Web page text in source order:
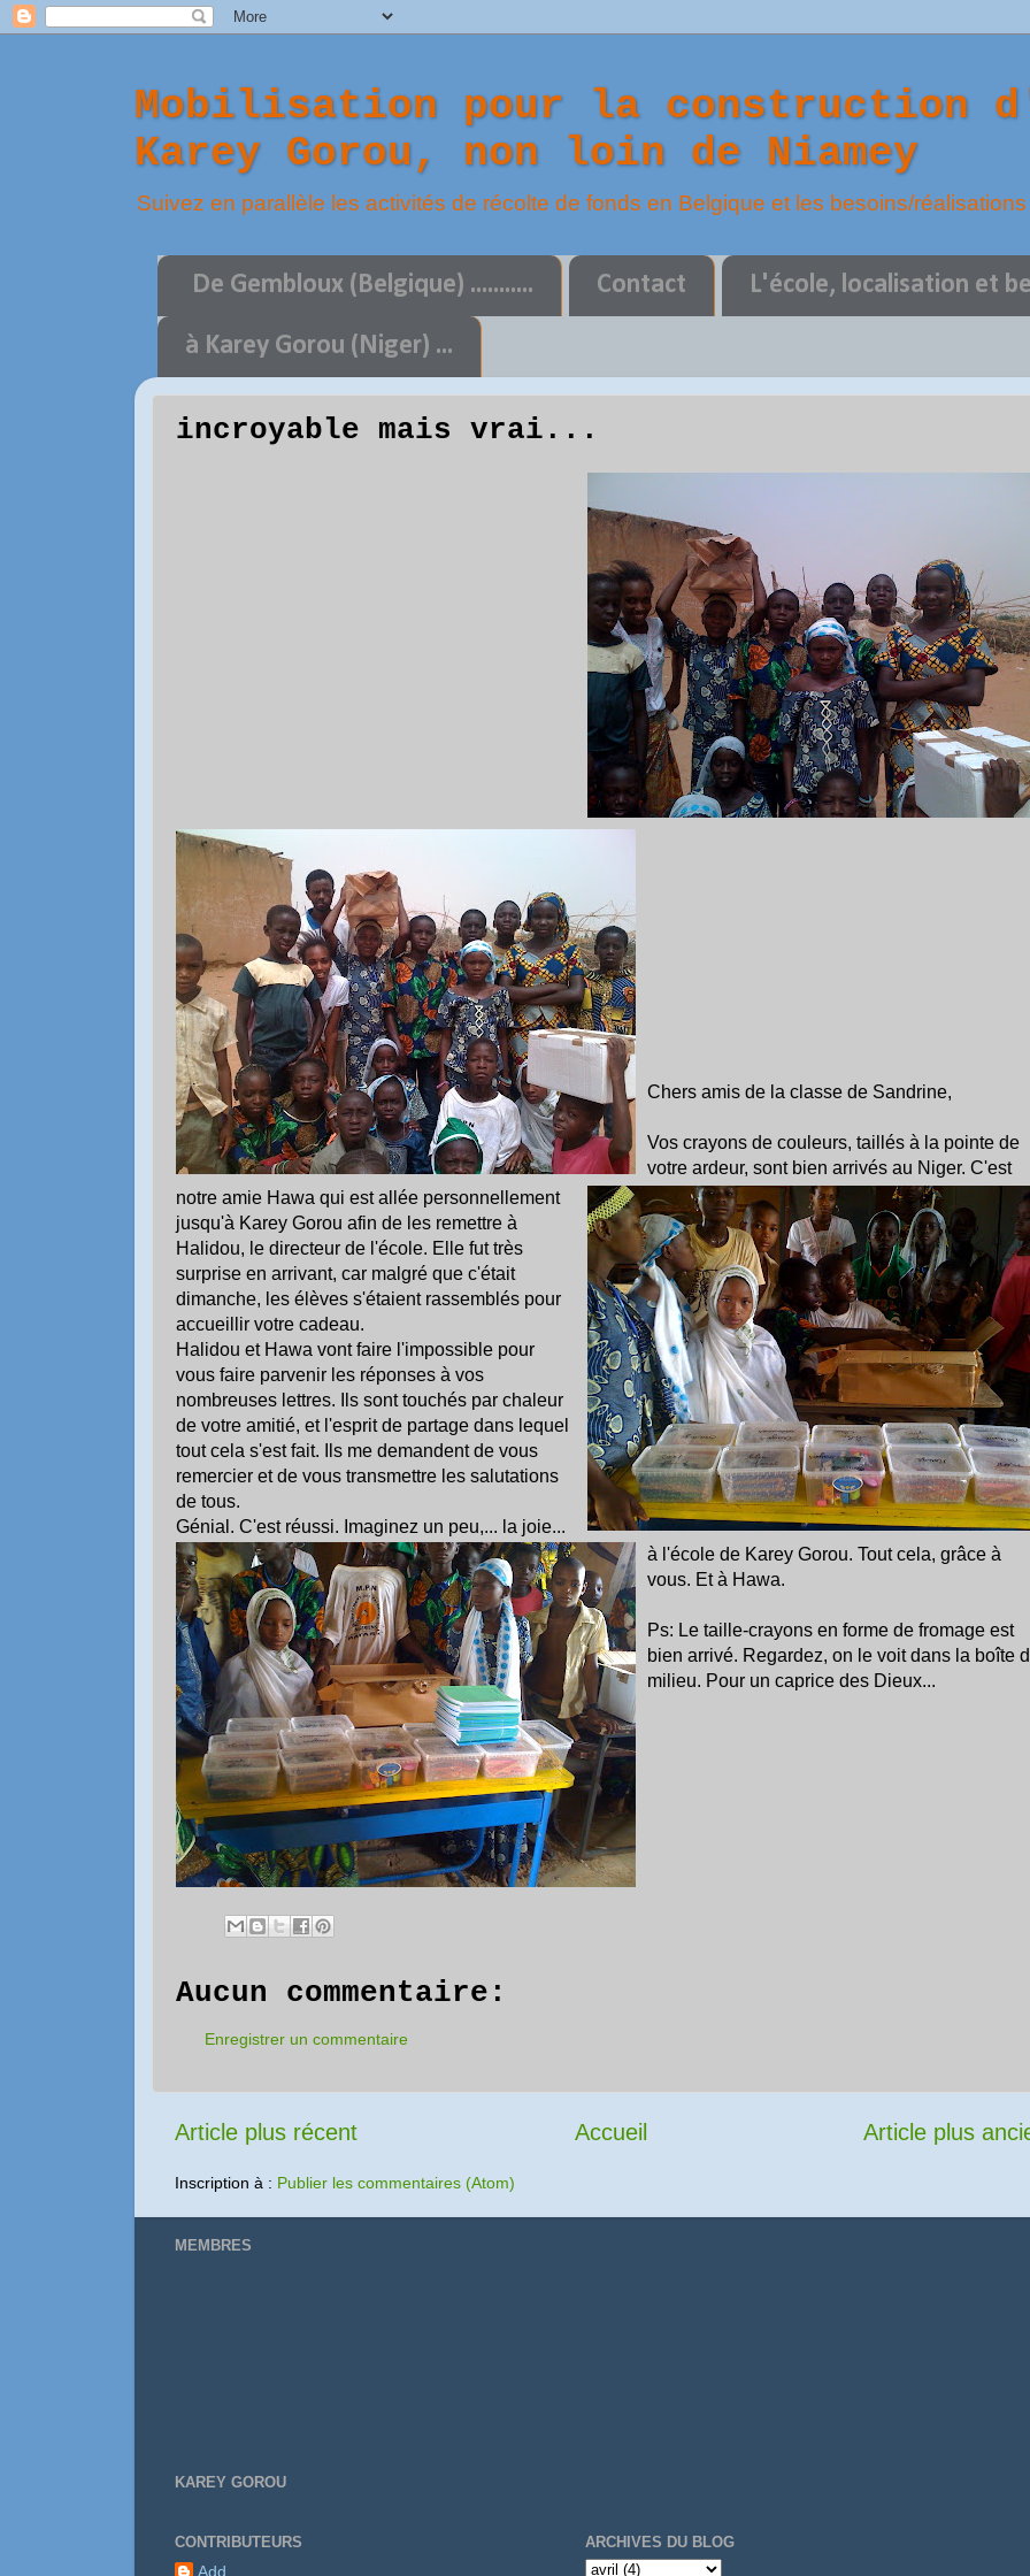
Mobilisation pour la construction
Karey Gorou, non loin de Niamey
Suivez en parallèle les activités de récolte de fonds en Belgique et les besoins/
De Gembloux (Belgique) ........... Contact L'école, localisation et
à Karey Gorou (Niger) ...
incroyable mais vrai...
Chers amis de la classe de Sandrine,
Vos crayons de couleurs, taillés à la pointe de
votre ardeur, sont bien arrivés au Niger. C'est
notre amie Hawa qui est allée personnellement
jusqu'à Karey Gorou afin de les remettre à
Halidou, le directeur de l'école. Elle fut très
surprise en arrivant, car malgré que c'était
dimanche, les élèves s'étaient rassemblés pour
accueillir votre cadeau.
Halidou et Hawa vont faire l'impossible pour
vous faire parvenir les réponses à vos
nombreuses lettres. Ils sont touchés par chaleur
de votre amitié, et l'esprit de partage dans lequel
tout cela s'est fait. Ils me demandent de vous
remercier et de vous transmettre les salutations
de tous.
Génial. C'est réussi. Imaginez un peu,... la joie...
à l'école de Karey Gorou. Tout cela, grâce à
vous. Et à Hawa.
Ps: Le taille-crayons en forme de fromage est
bien arrivé. Regardez, on le voit dans la boîte
milieu. Pour un caprice des Dieux...
Aucun commentaire:
Enregistrer un commentaire
Article plus récent Article plus
Accueil
Inscription à : Publier les commentaires (Atom)
MEMBRES
KAREY GOROU
CONTRIBUTEURS
Add
ARCHIVES DU BLOG